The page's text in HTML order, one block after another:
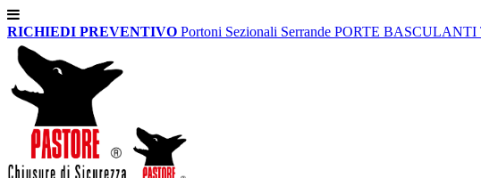
RICHIEDI PREVENTIVO Portoni Sezionali Serrande PORTE BASCULANTI